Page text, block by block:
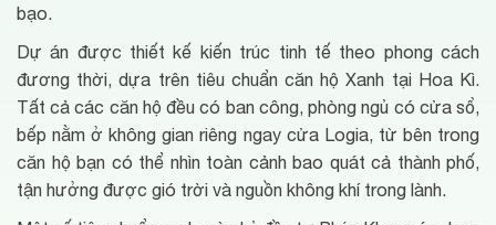
bạo.
Dự án được thiết kế kiến trúc tinh tế theo phong cách
đương thời, dựa trên tiêu chuẩn căn hộ Xanh tại Hoa Kì.
Tất cả các căn hộ đều có ban công, phòng ngủ có cửa sổ,
bếp nằm ở không gian riêng ngay cửa Logia, từ bên trong
căn hộ bạn có thể nhìn toàn cảnh bao quát cả thành phố,
tận hưởng được gió trời và nguồn không khí trong lành.